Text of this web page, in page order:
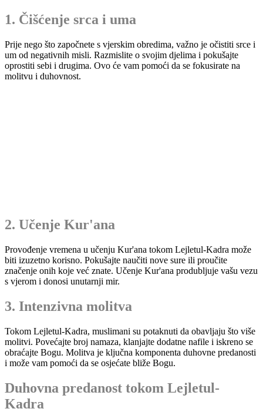
1. Čišćenje srca i uma
Prije nego što započnete s vjerskim obredima, važno je očistiti srce i
um od negativnih misli. Razmislite o svojim djelima i pokušajte
oprostiti sebi i drugima. Ovo će vam pomoći da se fokusirate na
molitvu i duhovnost.
2. Učenje Kur'ana
Provođenje vremena u učenju Kur'ana tokom Lejletul-Kadra može
biti izuzetno korisno. Pokušajte naučiti nove sure ili proučite
značenje onih koje već znate. Učenje Kur'ana produbljuje vašu vezu
s vjerom i donosi unutarnji mir.
3. Intenzivna molitva
Tokom Lejletul-Kadra, muslimani su potaknuti da obavljaju što više
molitvi. Povećajte broj namaza, klanjajte dodatne nafile i iskreno se
obraćajte Bogu. Molitva je ključna komponenta duhovne predanosti
i može vam pomoći da se osjećate bliže Bogu.
Duhovna predanost tokom Lejletul-
Kadra